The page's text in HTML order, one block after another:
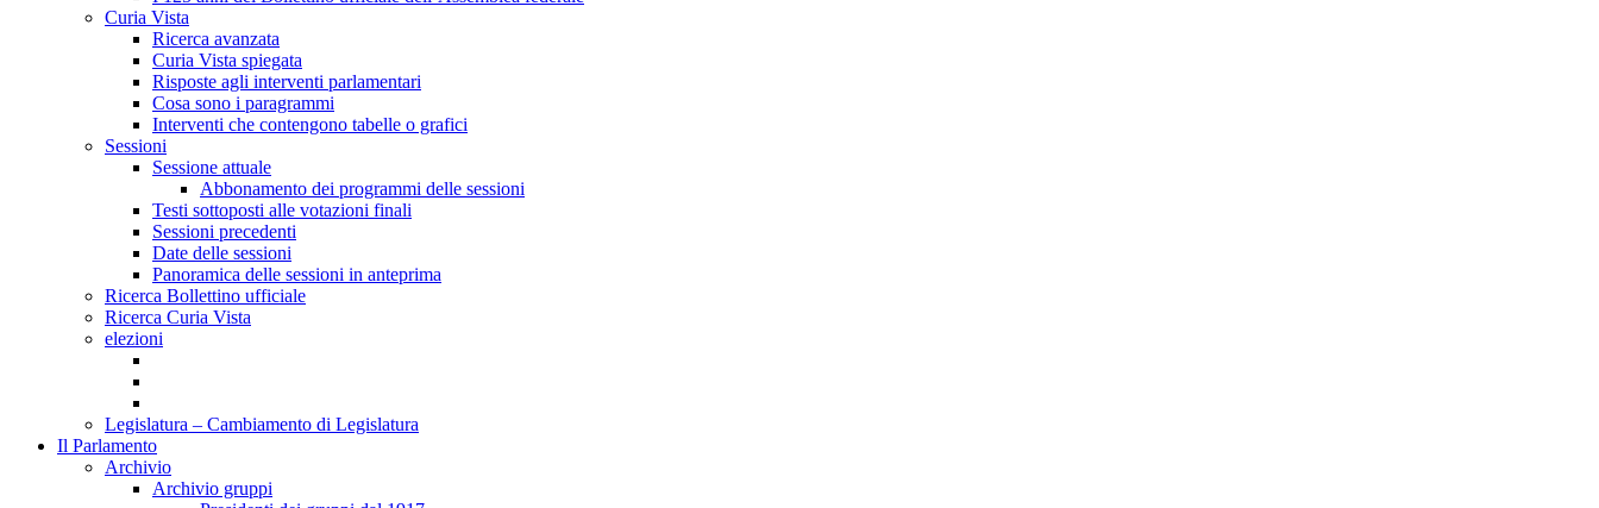
Curia Vista
Ricerca avanzata
Curia Vista spiegata
Risposte agli interventi parlamentari
Cosa sono i paragrammi
Interventi che contengono tabelle o grafici
Sessioni
Sessione attuale
Abbonamento dei programmi delle sessioni
Testi sottoposti alle votazioni finali
Sessioni precedenti
Date delle sessioni
Panoramica delle sessioni in anteprima
Ricerca Bollettino ufficiale
Ricerca Curia Vista
elezioni
Legislatura – Cambiamento di Legislatura
Il Parlamento
Archivio
Archivio gruppi